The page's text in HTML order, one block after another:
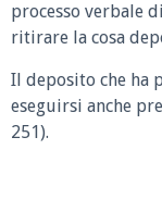
processo verbale
ritirare la cosa
Il deposito che ha
eseguirsi anche
251).